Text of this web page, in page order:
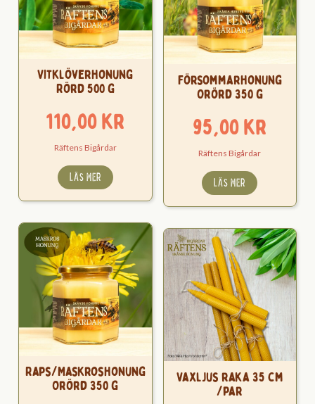
Vitklöverhonung
Rörd 500 g
110,00kr
Räftens Bigårdar
LÄS MER
Försommarhonung
Orörd 350 g
95,00kr
Räftens Bigårdar
LÄS MER
Raps/Maskroshonung
Orörd 350 g
Vaxljus raka 35 cm
/par